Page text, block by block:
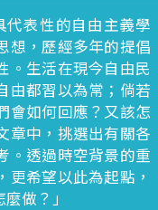
代表性的自由主義學
想，歷經多年的提倡
。生活在現今自由民
由都習以為常；倘若
會如何回應？又該怎
章中，挑選出有關各
。透過時空背景的重
希望以此為起點，
做？」